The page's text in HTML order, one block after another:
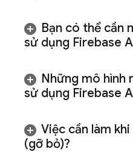
Bạn có thể cần
sử dụng Firebase
Những mô hình
sử dụng Firebase
Việc cần làm
(gỡ bỏ)?